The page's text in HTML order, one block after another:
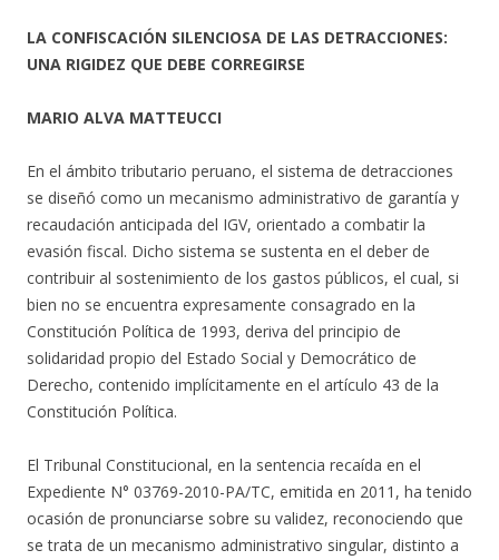
LA CONFISCACIÓN SILENCIOSA DE LAS DETRACCIONES:
UNA RIGIDEZ QUE DEBE CORREGIRSE
MARIO ALVA MATTEUCCI
En el ámbito tributario peruano, el sistema de detracciones
se diseñó como un mecanismo administrativo de garantía y
recaudación anticipada del IGV, orientado a combatir la
evasión fiscal. Dicho sistema se sustenta en el deber de
contribuir al sostenimiento de los gastos públicos, el cual, si
bien no se encuentra expresamente consagrado en la
Constitución Política de 1993, deriva del principio de
solidaridad propio del Estado Social y Democrático de
Derecho, contenido implícitamente en el artículo 43 de la
Constitución Política.
El Tribunal Constitucional, en la sentencia recaída en el
Expediente N° 03769-2010-PA/TC, emitida en 2011, ha tenido
ocasión de pronunciarse sobre su validez, reconociendo que
se trata de un mecanismo administrativo singular, distinto a